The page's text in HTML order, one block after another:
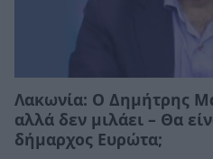
Λακωνία: Ο Δημήτρης
αλλά δεν μιλάει – Θα
δήμαρχος Ευρώτα;